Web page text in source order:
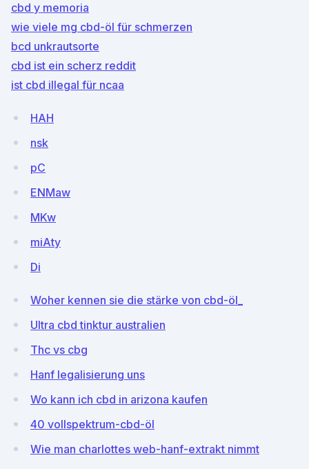
cbd y memoria
wie viele mg cbd-öl für schmerzen
bcd unkrautsorte
cbd ist ein scherz reddit
ist cbd illegal für ncaa
HAH
nsk
pC
ENMaw
MKw
miAty
Di
Woher kennen sie die stärke von cbd-öl_
Ultra cbd tinktur australien
Thc vs cbg
Hanf legalisierung uns
Wo kann ich cbd in arizona kaufen
40 vollspektrum-cbd-öl
Wie man charlottes web-hanf-extrakt nimmt